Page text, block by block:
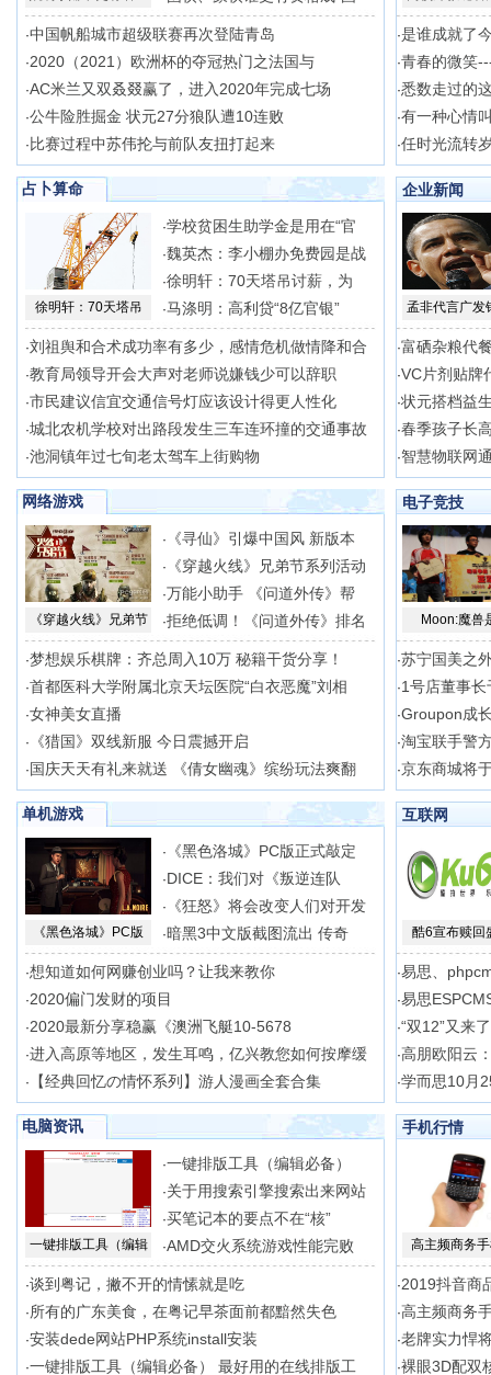
·中国帆船城市超级联赛再次登陆青岛
·2020（2021）欧洲杯的夺冠热门之法国与
·AC米兰又双叒叕赢了，进入2020年完成七场
·公牛险胜掘金 状元27分狼队遭10连败
· 比赛过程中苏伟抡与前队友扭打起来
·是谁成就了
·青春的微笑
·悉数走过的
·有一种心情
·任时光流转
占卜算命
徐明轩：70天塔吊
·学校贫困生助学金是用在“官
·魏英杰：李小棚办免费园是战
·徐明轩：70天塔吊讨薪，为
·马涤明：高利贷“8亿官银”
·刘祖舆和合术成功率有多少，感情危机做情降和合
·教育局领导开会大声对老师说嫌钱少可以辞职
·市民建议信宜交通信号灯应该设计得更人性化
·城北农机学校对出路段发生三车连环撞的交通事故
·池洞镇年过七旬老太驾车上街购物
企业新闻
孟非代言广发
·富硒杂粮代
·VC片剂贴牌
·状元搭档益
·春季孩子长
·智慧物联网
网络游戏
《穿越火线》兄弟节
· 《寻仙》引爆中国风 新版本
· 《穿越火线》兄弟节系列活动
·万能小助手 《问道外传》帮
·拒绝低调！《问道外传》排名
·梦想娱乐棋牌：齐总周入10万 秘籍干货分享！
·首都医科大学附属北京天坛医院“白衣恶魔”刘相
·女神美女直播
· 《猎国》双线新服 今日震撼开启
· 国庆天天有礼来就送 《倩女幽魂》缤纷玩法爽翻
电子竞技
Moon:魔兽
·苏宁国美之
·1号店董事
·Groupon成
·淘宝联手警
·京东商城将
单机游戏
《黑色洛城》PC版
· 《黑色洛城》PC版正式敲定
·DICE：我们对《叛逆连队
· 《狂怒》将会改变人们对开发
·暗黑3中文版截图流出 传奇
·想知道如何网赚创业吗？让我来教你
·2020偏门发财的项目
·2020最新分享稳赢《澳洲飞艇10-5678
·进入高原等地区，发生耳鸣，亿兴教您如何按摩缓
· 【经典回忆の情怀系列】游人漫画全套合集
互联网
酷6宣布赎回
·易思、
·易思
·“双12”又来
·高朋欧阳云
·学而思10月
电脑资讯
一键排版工具（编辑
·一键排版工具（编辑必备）
·关于用搜索引擎搜索出来网站
·买笔记本的要点不在“核”
·AMD交火系统游戏性能完败
·谈到粤记，撇不开的情愫就是吃
·所有的广东美食，在粤记早茶面前都黯然失色
·安装dede网站PHP系统install安装
·一键排版工具（编辑必备） 最好用的在线排版工
手机行情
高主频商务
·2019抖音商
·高主频商务
·老牌实力悍
·裸眼3D配双